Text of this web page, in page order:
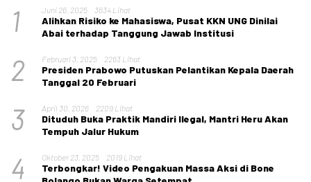
1 Juni 26, 2025 3634 Lihat
Alihkan Risiko ke Mahasiswa, Pusat KKN UNG Dinilai
Abai terhadap Tanggung Jawab Institusi
2 Februari 3, 2025 2263 Lihat
Presiden Prabowo Putuskan Pelantikan Kepala Daerah
Tanggal 20 Februari
3 April 30, 2026 2209 Lihat
Dituduh Buka Praktik Mandiri Ilegal, Mantri Heru Akan
Tempuh Jalur Hukum
4 Oktober 23, 2025 2019 Lihat
Terbongkar! Video Pengakuan Massa Aksi di Bone